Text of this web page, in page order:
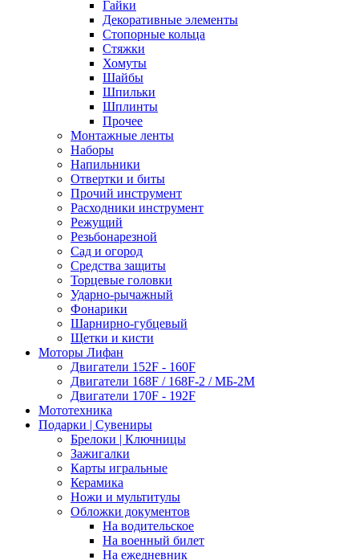
Гайки
Декоративные элементы
Стопорные кольца
Стяжки
Хомуты
Шайбы
Шпильки
Шплинты
Прочее
Монтажные ленты
Наборы
Напильники
Отвертки и биты
Прочий инструмент
Расходники инструмент
Режущий
Резьбонарезной
Сад и огород
Средства защиты
Торцевые головки
Ударно-рычажный
Фонарики
Шарнирно-губцевый
Щетки и кисти
Моторы Лифан
Двигатели 152F - 160F
Двигатели 168F / 168F-2 / МБ-2М
Двигатели 170F - 192F
Мототехника
Подарки | Сувениры
Брелоки | Ключницы
Зажигалки
Карты игральные
Керамика
Ножи и мультитулы
Обложки документов
На водительское
На военный билет
На ежедневник